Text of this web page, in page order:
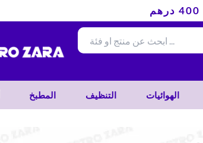
المطبخ التنظيف الهوائيات